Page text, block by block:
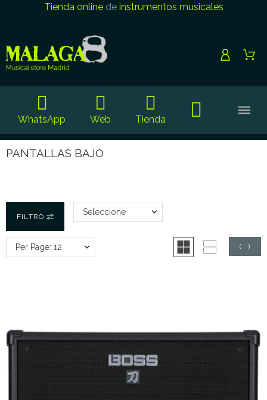
Tienda onlinede instrumentos musicales
WhatsApp Web Tienda
PANTALLAS BAJO
FILTRO Seleccione
( )
Per Page: 12